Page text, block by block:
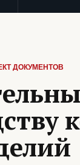
ДОКУМЕНТОВ